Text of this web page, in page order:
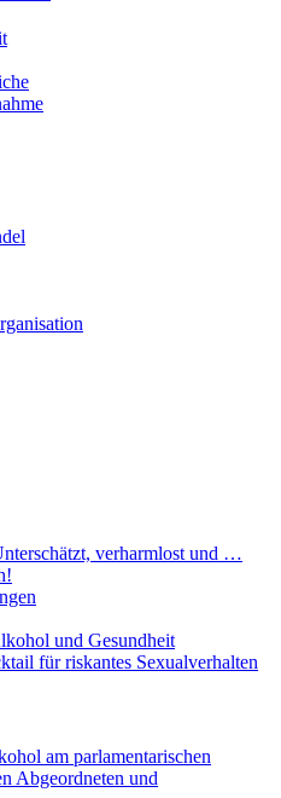
verharmlost und …
und Gesundheit
für riskantes Sexualverhalten
am parlamentarischen
Abgeordneten und